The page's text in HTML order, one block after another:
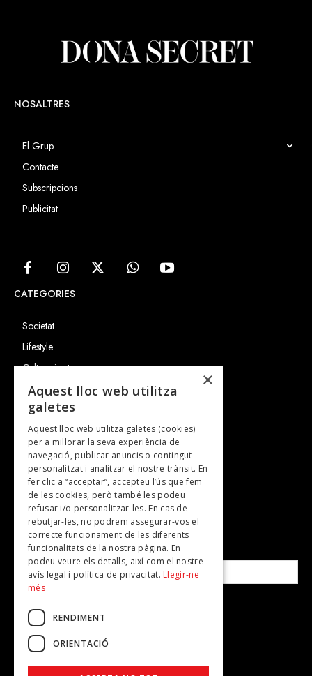
NOSALTRES
El Grup
Contacte
Subscripcions
Publicitat
CATEGORIES
Societat
Lifestyle
Cultura i art
Entrevistes
Gastronomia
TV
Plans per fer
Revistes
SUBSCRIU-TE A LA NOSTRA NEWSLETTER!
Correu electrònic*
Accepto lapolítica de privacitat
×
Aquest lloc web utilitza
galetes
Aquest lloc web utilitza galetes (cookies)
per a millorar la seva experiència de
navegació, publicar anuncis o contingut
personalitzat i analitzar el nostre trànsit. En
fer clic a “acceptar”, accepteu l’ús que fem
de les cookies, però també les podeu
refusar i/o personalitzar-les. En cas de
rebutjar-les, no podrem assegurar-vos el
correcte funcionament de les diferents
funcionalitats de la nostra pàgina. En
podeu veure els detalls, així com el nostre
avís legal i política de privacitat. Llegir-ne
més
RENDIMENT
ORIENTACIÓ